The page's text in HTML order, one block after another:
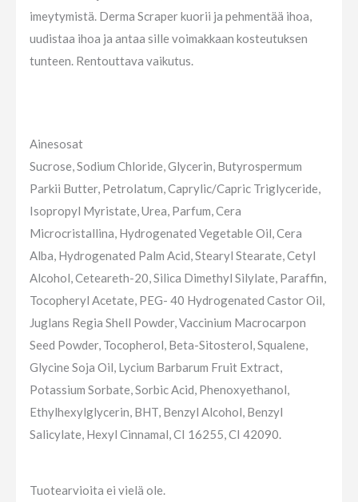
imeytymistä. Derma Scraper kuorii ja pehmentää ihoa,
uudistaa ihoa ja antaa sille voimakkaan kosteutuksen
tunteen. Rentouttava vaikutus.
Ainesosat
Sucrose, Sodium Chloride, Glycerin, Butyrospermum
Parkii Butter, Petrolatum, Caprylic/Capric Triglyceride,
Isopropyl Myristate, Urea, Parfum, Cera
Microcristallina, Hydrogenated Vegetable Oil, Cera
Alba, Hydrogenated Palm Acid, Stearyl Stearate, Cetyl
Alcohol, Ceteareth-20, Silica Dimethyl Silylate, Paraffin,
Tocopheryl Acetate, PEG- 40 Hydrogenated Castor Oil,
Juglans Regia Shell Powder, Vaccinium Macrocarpon
Seed Powder, Tocopherol, Beta-Sitosterol, Squalene,
Glycine Soja Oil, Lycium Barbarum Fruit Extract,
Potassium Sorbate, Sorbic Acid, Phenoxyethanol,
Ethylhexylglycerin, BHT, Benzyl Alcohol, Benzyl
Salicylate, Hexyl Cinnamal, CI 16255, CI 42090.
Tuotearvioita ei vielä ole.